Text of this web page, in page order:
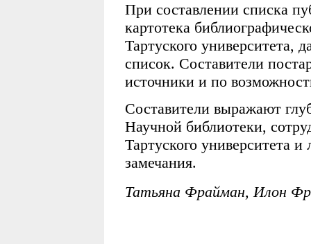
При составлении списка
картотека
Тартуского университета,
список. Составители
источники и по
Составители выражают
Научной библиотеки,
Тартуского университета
замечания.
Татьяна Фрайман, Илон